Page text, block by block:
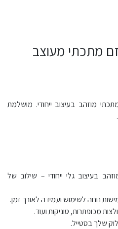
מתכתי מעוצב
מוזהב בעיצוב ייחודי. מושלמת
בעיצוב גלי ייחודי – שילוב של
נוחה לשימוש ועמידה לאורך זמן.
מכופתרות, טוניקות ועוד.
שלך בסטייל.